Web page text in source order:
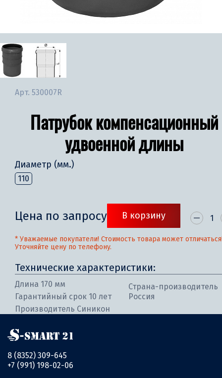
Арт. 530007R
Патрубок компенсационный
удвоенной длины
Диаметр (мм.)
110
Цена по запросу В корзину
* Уважаемые покупатели! Стоимость товара может
Уточняйте цену по телефону.
Технические характеристики:
Длина 170 мм
Гарантийный срок 10 лет
Производитель Синикон
Страна-производитель
Россия
8 (8352) 309-645
+7 (991) 198-02-06